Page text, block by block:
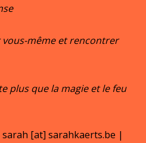
même et rencontrer
plus que la magie et le feu
sarah [at] sarahkaerts.be |